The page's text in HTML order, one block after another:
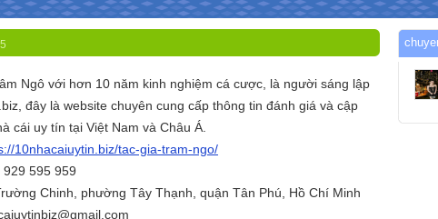
Ngô với hơn 10 năm kinh nghiệm cá cược, là người sáng lập
đây là website chuyên cung cấp thông tin đánh giá và cập
cái uy tín tại Việt Nam và Châu Á.
10nhacaiuytin.biz/tac-gia-tram-ngo/
929 595 959
Chinh, phường Tây Thạnh, quận Tân Phú, Hồ Chí Minh